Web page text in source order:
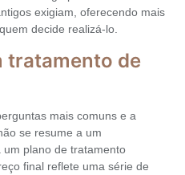
exigiam, oferecendo mais
decide realizá-lo.
tratamento de
mais comuns e a
se resume a um
plano de tratamento
final reflete uma série de